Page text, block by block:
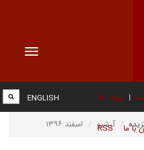
Toggle
پیوند ها
با ما RSS
ENGLISH
آرشیو اسفند ۱۳۹۶